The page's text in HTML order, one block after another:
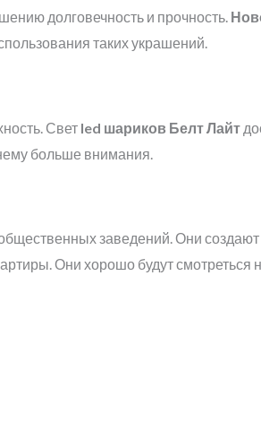
долговечность и прочность.
таких украшений.
Свет led шариков Белт Лайт
больше внимания.
заведений. Они
Они хорошо будут смотреться